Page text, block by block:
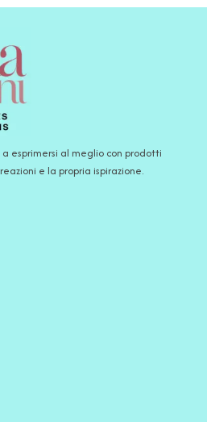
esprimersi al meglio con prodotti
e la propria ispirazione.